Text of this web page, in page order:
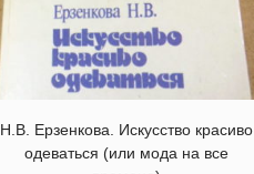
Н.В. Ерзенкова. Искусство красиво
одеваться (или мода на все